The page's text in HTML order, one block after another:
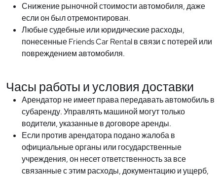
Снижение рыночной стоимости автомобиля, даже
если он был отремонтирован.
Любые судебные или юридические расходы,
понесенные Friends Car Rental в связи с потерей или
повреждением автомобиля.
Часы работы и условия доставки
Арендатор не имеет права передавать автомобиль в
субаренду. Управлять машиной могут только
водители, указанные в договоре аренды.
Если против арендатора подано жалоба в
официальные органы или государственные
учреждения, он несет ответственность за все
связанные с этим расходы, документацию и ущерб,